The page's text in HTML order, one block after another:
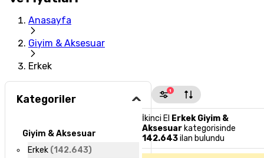
Anasayfa
Giyim & Aksesuar
Erkek
Kategoriler
Giyim & Aksesuar
Erkek (142.643)
1
İkinci El Erkek Giyim &
Aksesuarkategorisinde
142.643ilan bulundu